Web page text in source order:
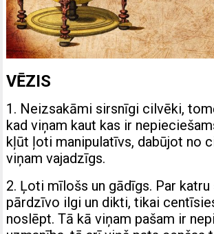
VĒZIS
1. Neizsakāmi sirsnīgi cilvēki,
kad viņam kaut kas ir
kļūt ļoti manipulatīvs, dabūjot no
viņam vajadzīgs.
2. Ļoti mīlošs un gādīgs. Par katru
pārdzīvo ilgi un dikti, tikai
noslēpt. Tā kā viņam pašam ir